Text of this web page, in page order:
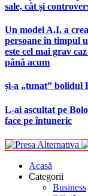
sale, cât și
Un model A.I. a
persoane în timpul
este cel mai grav
până acum
și-a „tunat” bolidul
L-ai ascultat pe
face pe întuneric
Acasă
Categorii
Business